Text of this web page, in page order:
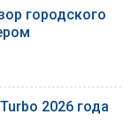
городского
2026 года